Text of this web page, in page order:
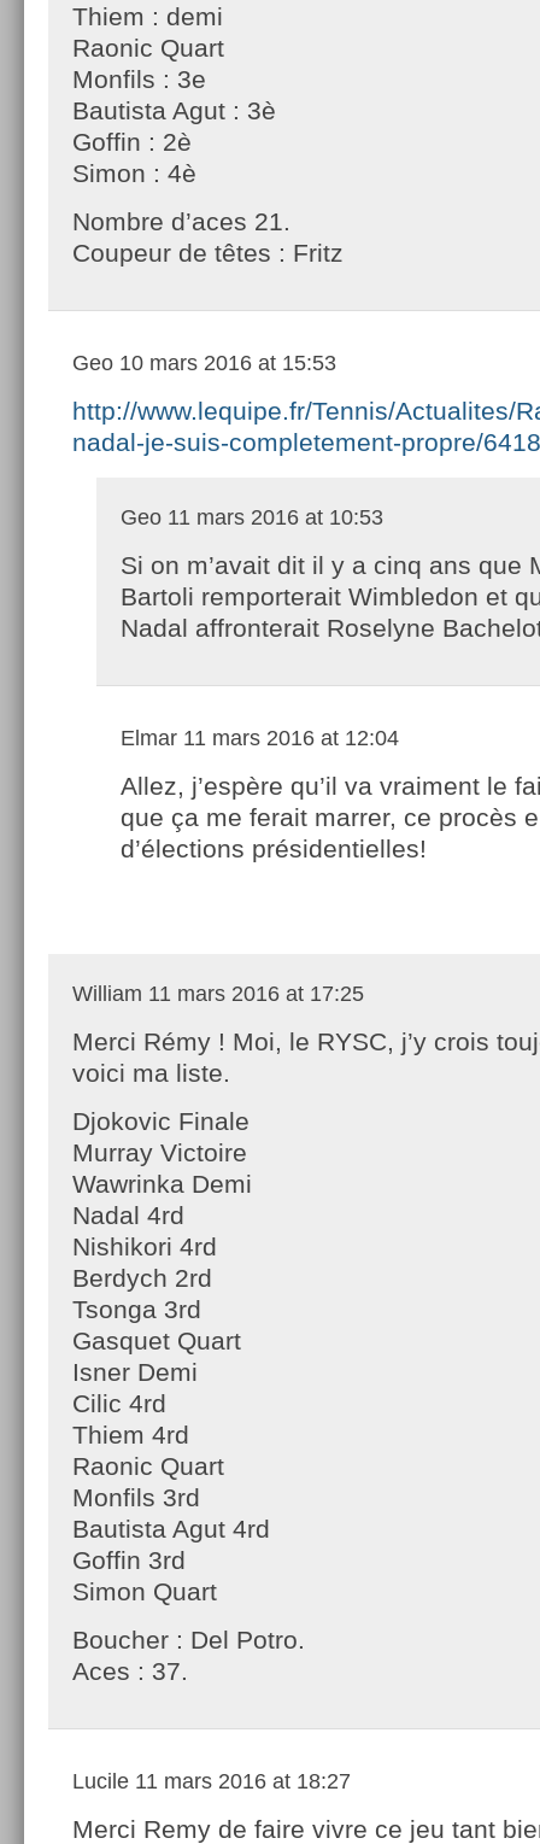
Thiem : demi
Raonic Quart
Monfils : 3e
Bautista Agut : 3è
Goffin : 2è
Simon : 4è
Nombre d’aces 21.
Coupeur de têtes : Fritz
Geo 10 mars 2016 at 15:53
http://www.lequipe.fr/Tennis/Actualites/
nadal-je-suis-completement-propre/
Geo 11 mars 2016 at 10:53
Si on m’avait dit il y a cinq ans que
Bartoli remporterait Wimbledon et
Nadal affronterait Roselyne
Elmar 11 mars 2016 at 12:04
Allez, j’espère qu’il va vraiment le
que ça me ferait marrer, ce procès
d’élections présidentielles!
William 11 mars 2016 at 17:25
Merci Rémy ! Moi, le RYSC, j’y crois
voici ma liste.
Djokovic Finale
Murray Victoire
Wawrinka Demi
Nadal 4rd
Nishikori 4rd
Berdych 2rd
Tsonga 3rd
Gasquet Quart
Isner Demi
Cilic 4rd
Thiem 4rd
Raonic Quart
Monfils 3rd
Bautista Agut 4rd
Goffin 3rd
Simon Quart
Boucher : Del Potro.
Aces : 37.
Lucile 11 mars 2016 at 18:27
Merci Remy de faire vivre ce jeu tant